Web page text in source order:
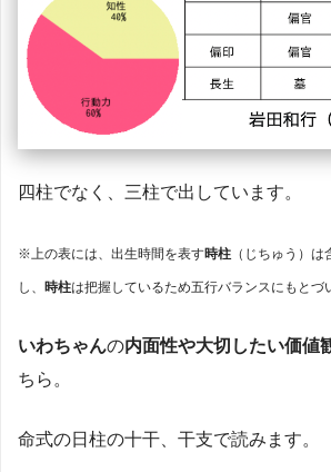
四柱でなく、三柱で出しています。
※上の表には、出生時間を表す時柱 （じちゅう）
し、 時柱は把握しているため五行バランスにもとづ
いわちゃんの内面性や大切したい価値
ちら。
命式の日柱の十干、干支で読みます。